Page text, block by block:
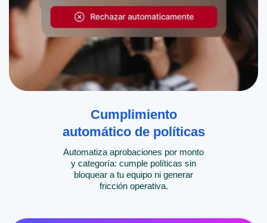
Cumplimiento
automático de políticas
Automatiza aprobaciones por monto
y categoría: cumple políticas sin
bloquear a tu equipo ni generar
fricción operativa.